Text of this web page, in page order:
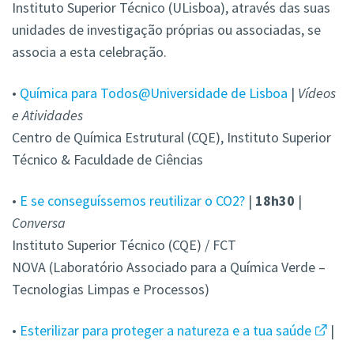
Instituto Superior Técnico (ULisboa), através das suas
unidades de investigação próprias ou associadas, se
associa a esta celebração.
• Química para Todos@Universidade de Lisboa | Vídeos
e Atividades
Centro de Química Estrutural (CQE), Instituto Superior
Técnico & Faculdade de Ciências
• E se conseguíssemos reutilizar o CO2? | 18h30 |
Conversa
Instituto Superior Técnico (CQE) / FCT
NOVA (Laboratório Associado para a Química Verde –
Tecnologias Limpas e Processos)
• Esterilizar para proteger a natureza e a tua saúde
|